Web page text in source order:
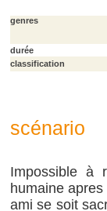
genres
durée
classification
scénario
Impossible à
humaine
ami se soit